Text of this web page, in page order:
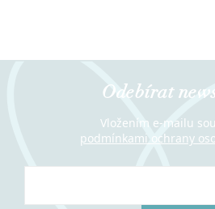
Odebírat
Vložením e-mailu
podmínkami ochrany